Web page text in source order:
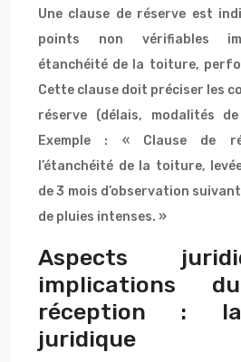
Une clause de réserve est
points non vérifiables
étanchéité de la toiture,
Cette clause doit préciser les
réserve (délais, modalités
Exemple : « Clause de
l’étanchéité de la toiture,
de 3 mois d’observation
de pluies intenses. »
Aspects
implications
réception :
juridique